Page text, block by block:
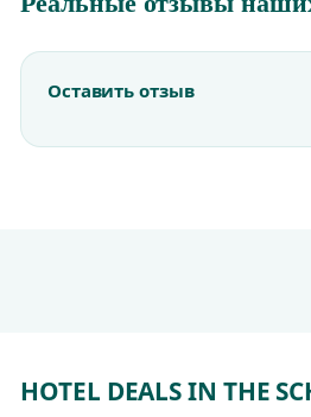
Оставить отзыв
HOTEL DEALS IN THE